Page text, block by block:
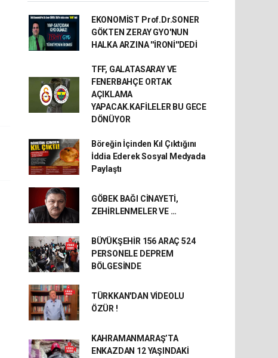
EKONOMİST Prof.Dr.SONER
GÖKTEN ZERAY GYO'NUN
HALKA ARZINA ''İRONİ''DEDİ
TFF, GALATASARAY VE
FENERBAHÇE ORTAK
AÇIKLAMA
YAPACAK.KAFİLELER BU GECE
DÖNÜYOR
Böreğin İçinden Kıl Çıktığını
İddia Ederek Sosyal Medyada
Paylaştı
GÖBEK BAĞI CİNAYETİ,
ZEHİRLENMELER VE …
BÜYÜKŞEHİR 156 ARAÇ 524
PERSONELE DEPREM
BÖLGESİNDE
TÜRKKAN'DAN VİDEOLU
ÖZÜR !
KAHRAMANMARAŞ’TA
ENKAZDAN 12 YAŞINDAKİ